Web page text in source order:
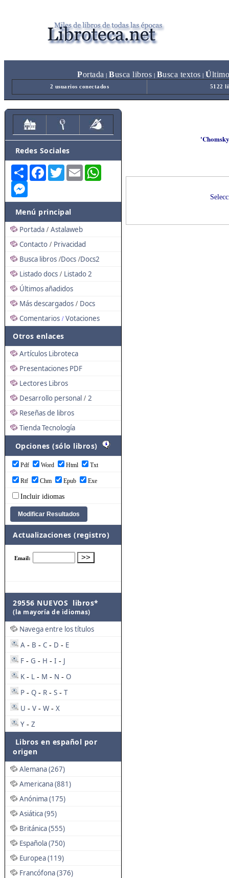
Portada Busca libros Busca textos Ú
2 usuarios conectados 5122
Redes Sociales
Share FacebookTwitterEmail
Menú principal
Portada / Astalaweb
Contacto / Privacidad
Busca libros /Docs /Docs2
Listado docs / Listado 2
Últimos añadidos
Más descargados / Docs
Comentarios / Votaciones
Otros enlaces
Artículos Libroteca
Presentaciones PDF
Lectores Libros
Desarrollo personal / 2
Reseñas de libros
Tienda Tecnología
Opciones (sólo libros)
Pdf Word Html Txt
Rtf Chm Epub Exe
Incluir idiomas
Actualizaciones (registro)
29556 NUEVOS libros*
(la mayoría de idiomas)
Navega entre los títulos
A - B - C - D - E
F - G - H - I - J
K - L - M - N - O
P - Q - R - S - T
U - V - W - X
Y - Z
Libros en español por
origen
Alemana (267)
Americana (881)
Anónima (175)
Asiática (95)
Británica (555)
Española (750)
Europea (119)
Francófona (376)